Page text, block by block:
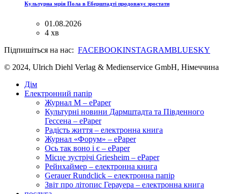
Культурна мрія Пола в Еберштадті продовжує зростати
01.08.2026
4 хв
Підпишіться на нас: FACEBOOKINSTAGRAMBLUESKY
© 2024, Ulrich Diehl Verlag & Medienservice GmbH, Німеччина
Дім
Електронний папір
Журнал M – ePaper
Культурні новини Дармштадта та Південного
Гессена – ePaper
Радість життя – електронна книга
Журнал «Форум» – ePaper
Ось так воно і є – ePaper
Місце зустрічі Griesheim – ePaper
Рейнхаймер – електронна книга
Gerauer Rundclick – електронна папір
Звіт про літопис Герауера – електронна книга